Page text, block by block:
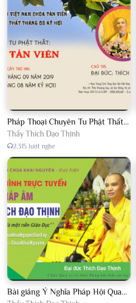
Pháp Thoại Chuyên Tu Phật Thất Chùa Tản Viên
Thầy Thích Đạo Thịnh
2.315 lượt nghe
Bài giảng Ý Nghĩa Pháp Hội Quan Âm Đại Đức Thích Đạo Thịnh năm 2018